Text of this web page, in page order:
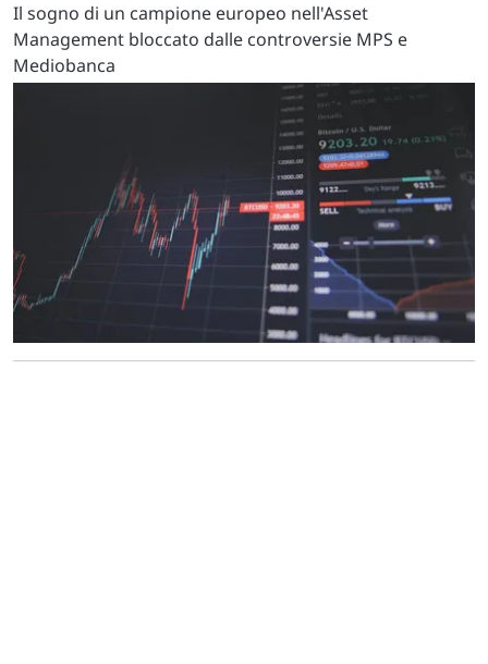
Il sogno di un campione europeo nell'Asset
Management bloccato dalle controversie MPS e
Mediobanca